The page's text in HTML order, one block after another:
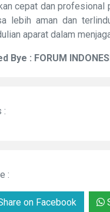
cepat dan profesional
lebih aman dan
aparat dalam
Bye : FORUM
:
:
on Facebook